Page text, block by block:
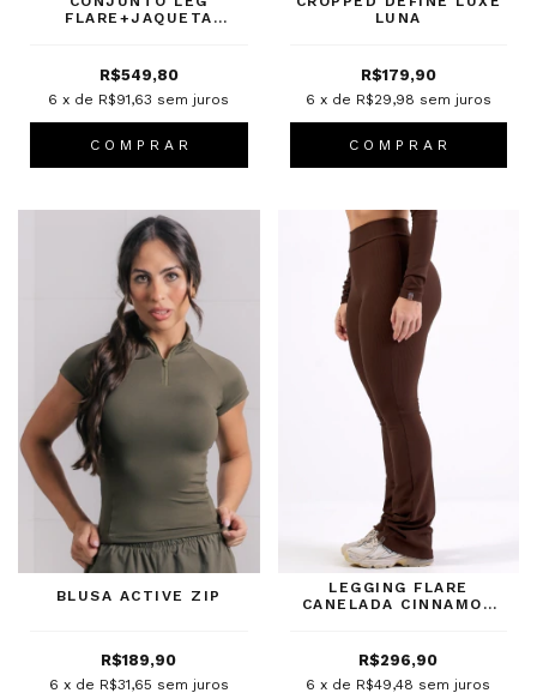
FLARE+JAQUETA
R$549,80
6 x de R$91,63 sem juros
C O M P R A R
LUNA
R$179,90
6 x de R$29,98 sem juros
C O M P R A R
BLUSA ACTIVE ZIP
R$189,90
6 x de R$31,65 sem juros
LEGGING FLARE
CANELADA CINNAMON
R$296,90
6 x de R$49,48 sem juros